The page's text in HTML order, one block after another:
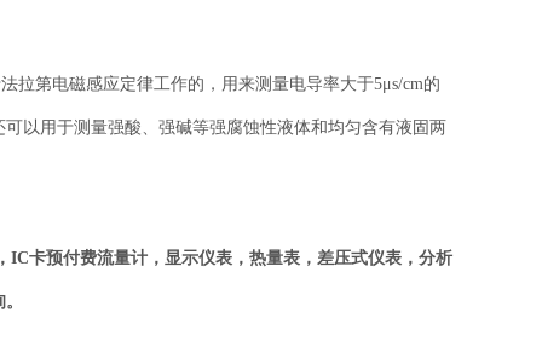
第电磁感应定律工作的，用来测量电导率大于5μs/cm的
以用于测量强酸、强碱等强腐蚀性液体和均匀含有液固两
卡预付费流量计，显示仪表，热量表，差压式仪表，分析